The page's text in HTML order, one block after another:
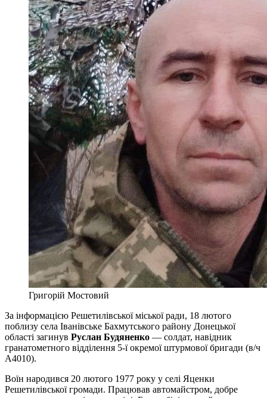
Григорій Мостовий
За інформацією Решетилівської міської ради, 18 лютого
поблизу села Іванівське Бахмутського району Донецької
області загинув Руслан Будяненко — солдат, навідник
гранатометного відділення 5-ї окремої штурмової бригади (в/ч
А4010).
Воїн народився 20 лютого 1977 року у селі Яценки
Решетилівської громади. Працював автомайстром, добре